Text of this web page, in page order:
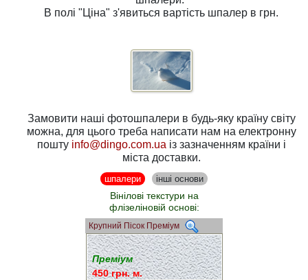
В полі"Ціна" з'явиться вартість шпалер в грн.
Замовити наші фотошпалери в будь-яку країну світу
можна, для цього треба написати нам на електронну
пошту info@dingo.com.ua із зазначенням країни і
міста доставки.
шпалери інші основи
Вінілові текстури на
флізеліновій основі:
Крупний Пісок Преміум
Преміум
450 грн. м.